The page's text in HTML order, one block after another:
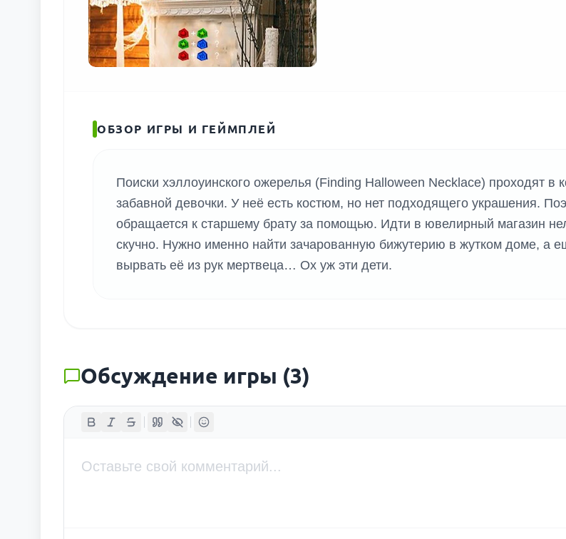
ОБЗОР ИГРЫ И ГЕЙМПЛЕЙ
Поиски хэллоуинского ожерелья (Finding Halloween Necklace) проходят в
забавной девочки. У неё есть костюм, но нет подходящего украшения.
обращается к старшему брату за помощью. Идти в ювелирный магазин
скучно. Нужно именно найти зачарованную бижутерию в жутком доме, а
вырвать её из рук мертвеца… Ох уж эти дети.
Обсуждение игры (3)